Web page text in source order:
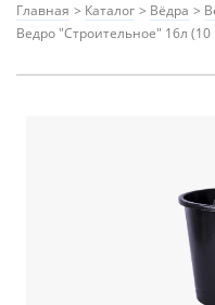
Главная Каталог Вёдра
Ведро "Строительное" 16л (10